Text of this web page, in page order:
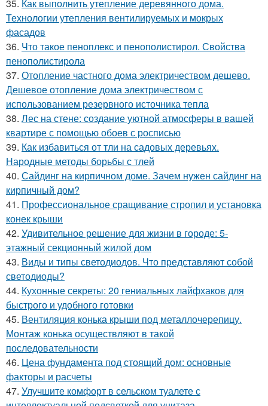
35. Как выполнить утепление деревянного дома.
Технологии утепления вентилируемых и мокрых
фасадов
36. Что такое пеноплекс и пенополистирол. Свойства
пенополистирола
37. Отопление частного дома электричеством дешево.
Дешевое отопление дома электричеством с
использованием резервного источника тепла
38. Лес на стене: создание уютной атмосферы в вашей
квартире с помощью обоев с росписью
39. Как избавиться от тли на садовых деревьях.
Народные методы борьбы с тлей
40. Сайдинг на кирпичном доме. Зачем нужен сайдинг на
кирпичный дом?
41. Профессиональное сращивание стропил и установка
конек крыши
42. Удивительное решение для жизни в городе: 5-
этажный секционный жилой дом
43. Виды и типы светодиодов. Что представляют собой
светодиоды?
44. Кухонные секреты: 20 гениальных лайфхаков для
быстрого и удобного готовки
45. Вентиляция конька крыши под металлочерепицу.
Монтаж конька осуществляют в такой
последовательности
46. Цена фундамента под стоящий дом: основные
факторы и расчеты
47. Улучшите комфорт в сельском туалете с